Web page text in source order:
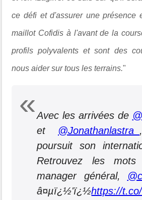
ce défi et d'assurer une présence
maillot Cofidis à l'avant de la
profils polyvalents et sont des
nous aider sur tous les terrains."
Avec les arrivées de
et @Jonathanlastra_
poursuit son
Retrouvez les
manager général,
â¤µï¿½'ï¿½https://